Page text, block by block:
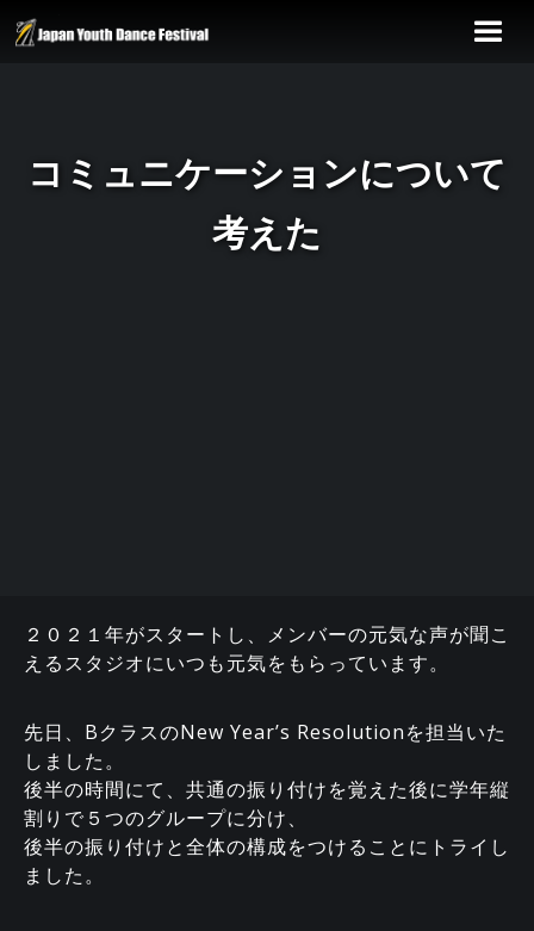
コミュニケーションについて
考えた
２０２１年がスタートし、メンバーの元気な声が聞こ
えるスタジオにいつも元気をもらっています。
先日、BクラスのNew Year’s Resolutionを担当いた
しました。
後半の時間にて、共通の振り付けを覚えた後に学年縦
割りで５つのグループに分け、
後半の振り付けと全体の構成をつけることにトライし
ました。